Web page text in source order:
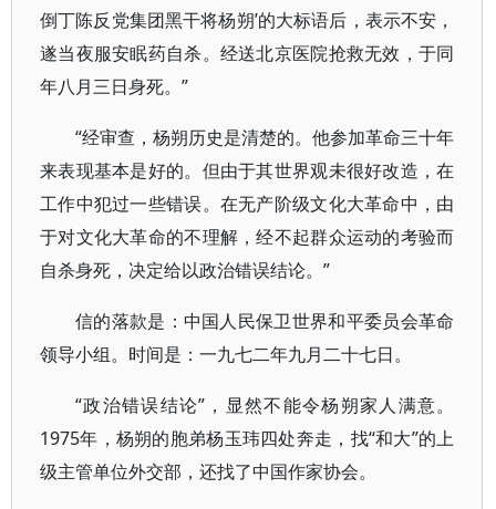
倒丁陈反党集团黑干将杨朔’的大标语后，表示不安，
遂当夜服安眠药自杀。经送北京医院抢救无效，于同
年八月三日身死。”
“经审查，杨朔历史是清楚的。他参加革命三十年
来表现基本是好的。但由于其世界观未很好改造，在
工作中犯过一些错误。在无产阶级文化大革命中，由
于对文化大革命的不理解，经不起群众运动的考验而
自杀身死，决定给以政治错误结论。”
信的落款是：中国人民保卫世界和平委员会革命
领导小组。时间是：一九七二年九月二十七日。
“政治错误结论”，显然不能令杨朔家人满意。
1975年，杨朔的胞弟杨玉玮四处奔走，找“和大”的上
级主管单位外交部，还找了中国作家协会。